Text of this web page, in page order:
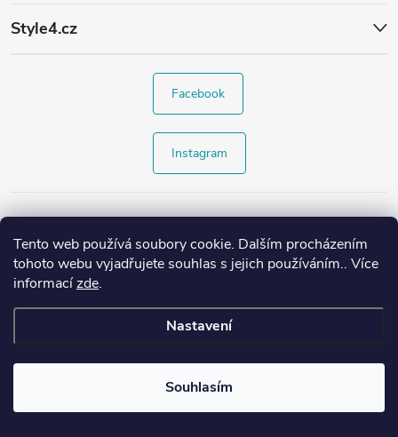
Tento web používá soubory cookie. Dalším procházením
tohoto webu vyjadřujete souhlas s jejich používáním.. Více
informacízde.
Nastavení
Souhlasím
Style4.cz
Facebook
Instagram
Copyright 2026Style4.cz. Všechna práva vyhrazena.